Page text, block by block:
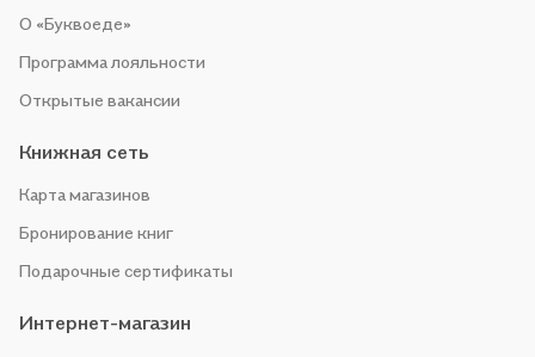
О «Буквоеде»
Программа лояльности
Открытые вакансии
Книжная сеть
Карта магазинов
Бронирование книг
Подарочные сертификаты
Интернет-магазин